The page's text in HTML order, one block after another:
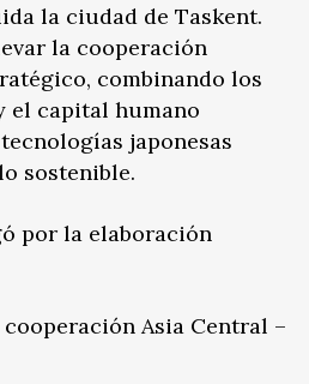
la ciudad de Taskent.
la cooperación
combinando los
el capital humano
japonesas
sostenible.
por la elaboración
Asia Central –